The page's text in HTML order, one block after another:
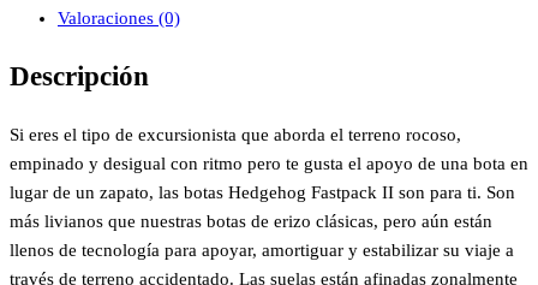
Valoraciones (0)
Descripción
Si eres el tipo de excursionista que aborda el terreno rocoso,
empinado y desigual con ritmo pero te gusta el apoyo de una bota en
lugar de un zapato, las botas Hedgehog Fastpack II son para ti. Son
más livianos que nuestras botas de erizo clásicas, pero aún están
llenos de tecnología para apoyar, amortiguar y estabilizar su viaje a
través de terreno accidentado. Las suelas están afinadas zonalmente